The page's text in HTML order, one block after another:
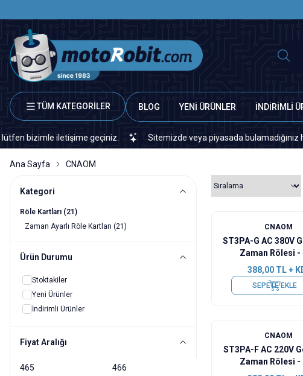
TÜM KATEGORİLER BLOG YENİ ÜRÜNLER İNDİRİMLİ
iletişime geçiniz. Sitemizde veya piyasada bulamadığınız her
Ana Sayfa CNAOM
Kategori
Röle Kartları (21)
Zaman Ayarlı Röle Kartları (21)
Ürün Durumu
Stoktakiler
Yeni Ürünler
İndirimli Ürünler
Fiyat Aralığı
CNAOM
ST3PA-G AC 380V
Zaman Rölesi -
388,00TL +
SEPETE EKLE
CNAOM
ST3PA-F AC 220V
Zaman Rölesi -